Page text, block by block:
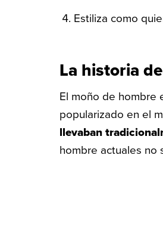
Estiliza como
La historia
El moño de hombre
popularizado en el
llevaban
hombre actuales no